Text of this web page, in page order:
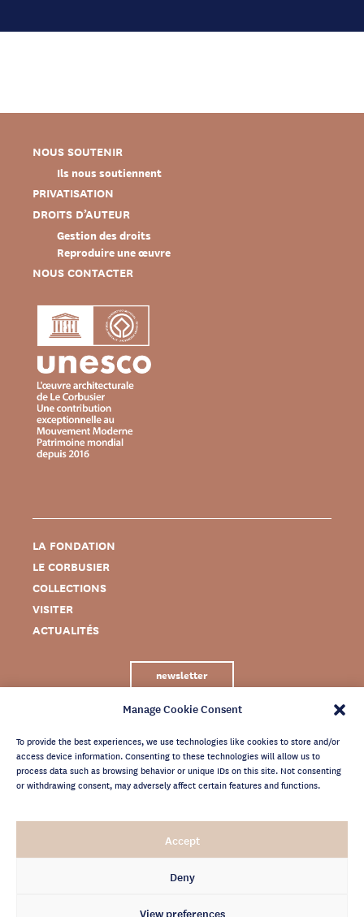
Manage Cookie Consent
To provide the best experiences, we use technologies like cookies to store and/or
access device information. Consenting to these technologies will allow us to
process data such as browsing behavior or unique IDs on this site. Not consenting
or withdrawing consent, may adversely affect certain features and functions.
Accept
Deny
View preferences
NOUS SOUTENIR
Ils nous soutiennent
PRIVATISATION
DROITS D’AUTEUR
Gestion des droits
Reproduire une œuvre
NOUS CONTACTER
LA FONDATION
LE CORBUSIER
COLLECTIONS
VISITER
ACTUALITÉS
newsletter
MENTIONS LÉGALES
CRÉDITS
POLITIQUE DE CONFIDENTIALITÉ
ARCHIVES NEWSLETTER